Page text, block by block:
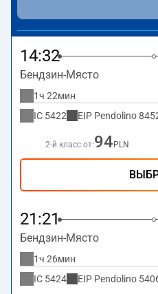
14:32
Бендзин-Място
1ч 22мин
IC 5422 EIP Pendolino
2-й класс от:94 PLN
21:21
Бендзин-Място
1ч 26мин
IC 5424 EIP Pendolino